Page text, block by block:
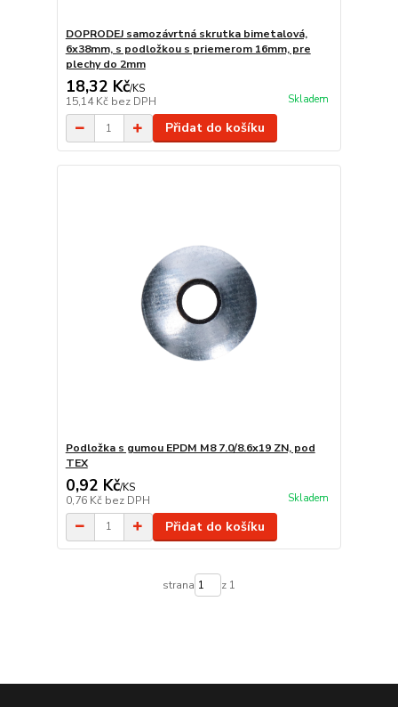
DOPRODEJ samozávrtná skrutka bimetalová,
6x38mm, s podložkou s priemerom 16mm, pre
plechy do 2mm
18,32 Kč/KS
15,14 Kč bez DPH Skladem
Přidat do košíku
Podložka s gumou EPDM M8 7.0/8.6x19 ZN, pod
TEX
0,92 Kč/KS
0,76 Kč bez DPH Skladem
Přidat do košíku
strana z 1